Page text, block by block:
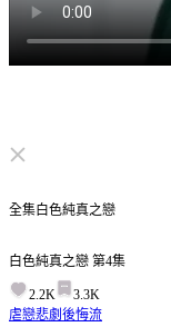
全集白色純真之戀
白色純真之戀 第4集
2.2K
3.3K
虐戀悲劇 後悔流